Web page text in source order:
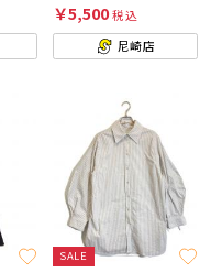
￥5,500税込
尼崎店
SALE